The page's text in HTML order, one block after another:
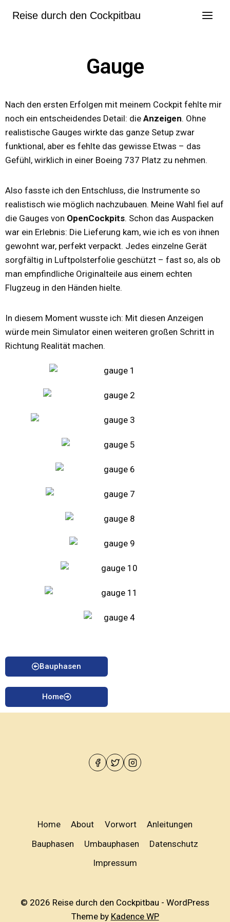
Reise durch den Cockpitbau
Gauge
Nach den ersten Erfolgen mit meinem Cockpit fehlte mir
noch ein entscheidendes Detail: die Anzeigen. Ohne
realistische Gauges wirkte das ganze Setup zwar
funktional, aber es fehlte das gewisse Etwas – das
Gefühl, wirklich in einer Boeing 737 Platz zu nehmen.
Also fasste ich den Entschluss, die Instrumente so
realistisch wie möglich nachzubauen. Meine Wahl fiel auf
die Gauges von OpenCockpits. Schon das Auspacken
war ein Erlebnis: Die Lieferung kam, wie ich es von ihnen
gewohnt war, perfekt verpackt. Jedes einzelne Gerät
sorgfältig in Luftpolsterfolie geschützt – fast so, als ob
man empfindliche Originalteile aus einem echten
Flugzeug in den Händen hielte.
In diesem Moment wusste ich: Mit diesen Anzeigen
würde mein Simulator einen weiteren großen Schritt in
Richtung Realität machen.
Bauphasen
Home
Home About Vorwort
Anleitungen
Bauphasen
Umbauphasen
Datenschutz
Impressum
© 2026 Reise durch den Cockpitbau - WordPress
Theme by Kadence WP